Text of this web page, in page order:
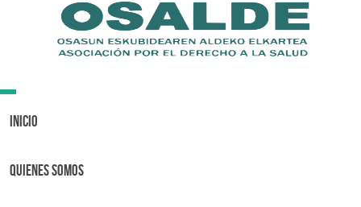
Toggle
Inicio
Quienes Somos